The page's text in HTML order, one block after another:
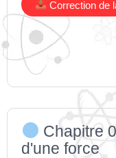
Correction de
Chapitre
d'une force